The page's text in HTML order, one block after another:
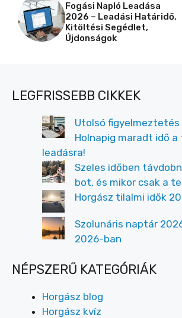
Fogási Napló Leadása
2026 – Leadási Határidő,
Kitöltési Segédlet,
Újdonságok
LEGFRISSEBB CIKKEK
Utolsó figyelmeztetés
Holnapig maradt idő a
leadásra!
Szeles időben
bot, és mikor csak a
Horgász tilalmi idők
Szolunáris naptár
2026-ban
NÉPSZERŰ KATEGÓRIÁK
Horgász blog
Horgász kvíz